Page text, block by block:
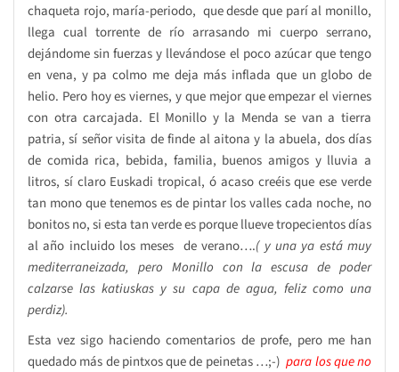
chaqueta rojo, maría-periodo, que desde que parí al monillo,
llega cual torrente de río arrasando mi cuerpo serrano,
dejándome sin fuerzas y llevándose el poco azúcar que tengo
en vena, y pa colmo me deja más inflada que un globo de
helio. Pero hoy es viernes, y que mejor que empezar el viernes
con otra carcajada. El Monillo y la Menda se van a tierra
patria, sí señor visita de finde al aitona y la abuela, dos días
de comida rica, bebida, familia, buenos amigos y lluvia a
litros, sí claro Euskadi tropical, ó acaso creéis que ese verde
tan mono que tenemos es de pintar los valles cada noche, no
bonitos no, si esta tan verde es porque llueve tropecientos días
al año incluido los meses de verano….( y una ya está muy
mediterraneizada, pero Monillo con la escusa de poder
calzarse las katiuskas y su capa de agua, feliz como una
perdiz).
Esta vez sigo haciendo comentarios de profe, pero me han
quedado más de pintxos que de peinetas …;-)para los que no